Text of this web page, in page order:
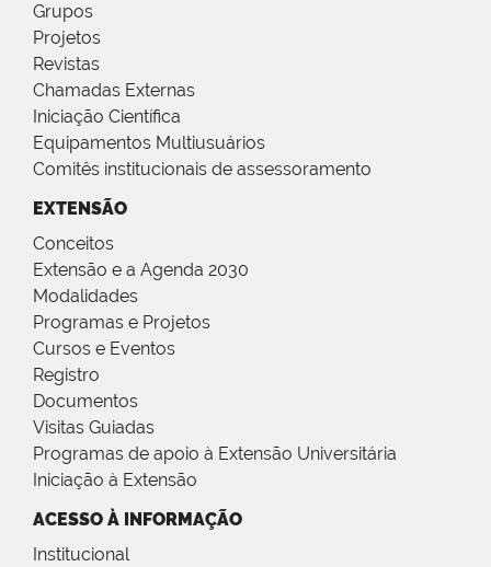
Grupos
Projetos
Revistas
Chamadas Externas
Iniciação Científica
Equipamentos Multiusuários
Comitês institucionais de assessoramento
EXTENSÃO
Conceitos
Extensão e a Agenda 2030
Modalidades
Programas e Projetos
Cursos e Eventos
Registro
Documentos
Visitas Guiadas
Programas de apoio à Extensão Universitária
Iniciação à Extensão
ACESSO À INFORMAÇÃO
Institucional